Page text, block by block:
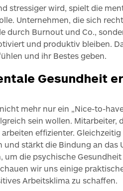
stressiger wird, spielt die
Unternehmen, die sich
durch Burnout und Co.,
und produktiv bleiben.
und ihr Bestes geben.
Gesundheit
mehr nur ein „Nice-to-
sein wollen. Mitarbeiter,
effizienter.
stärkt die Bindung an das
die psychische
wir uns einige
Arbeitsklima zu schaffen.